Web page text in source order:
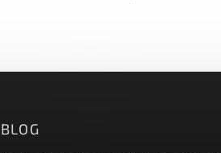
BLOG